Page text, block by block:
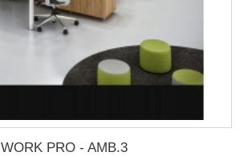
WORK PRO - AMB.3